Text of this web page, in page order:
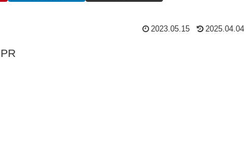
2023.05.15 2025.04.04
PR